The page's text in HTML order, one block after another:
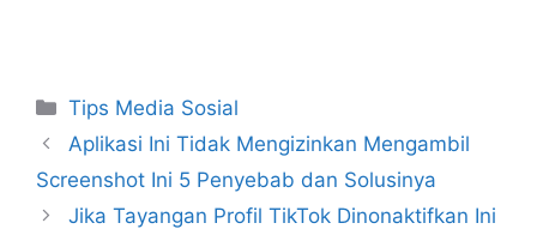
Kategori
Tips Media Sosial
Aplikasi Ini Tidak Mengizinkan Mengambil
Screenshot Ini 5 Penyebab dan Solusinya
Jika Tayangan Profil TikTok Dinonaktifkan Ini